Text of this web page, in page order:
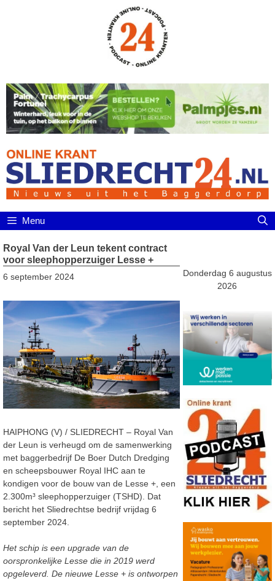
Menu
Royal Van der Leun tekent contract
voor sleephopperzuiger Lesse +
6 september 2024
HAIPHONG (V) / SLIEDRECHT – Royal Van
der Leun is verheugd om de samenwerking
met baggerbedrijf De Boer Dutch Dredging
en scheepsbouwer Royal IHC aan te
kondigen voor de bouw van de Lesse +, een
2.300m³ sleephopperzuiger (TSHD). Dat
bericht het Sliedrechtse bedrijf vrijdag 6
september 2024.
Het schip is een upgrade van de
oorspronkelijke Lesse die in 2019 werd
opgeleverd. De nieuwe Lesse + is ontworpen
Donderdag 6 augustus
2026